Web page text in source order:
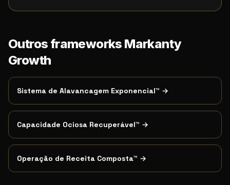
Outros frameworks Markanty
Growth
Sistema de Alavancagem Exponencial™ →
Capacidade Ociosa Recuperável™ →
Operação de Receita Composta™ →